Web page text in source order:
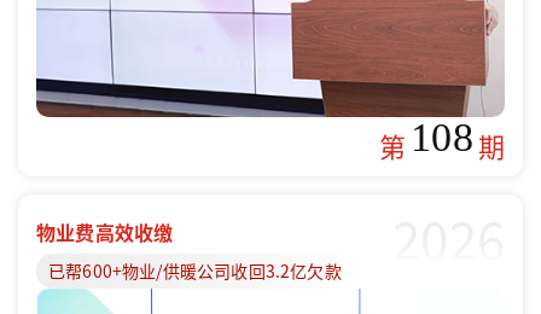
第 108期
物业费高效收缴
已帮600+物业/供暖公司收回3.2亿欠款